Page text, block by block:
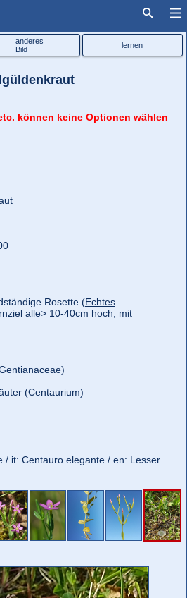
anderes
Bild
lernen
können keine Optionen wählen
Rosette (Echtes
alle> 10-40cm hoch, mit
(Centaurium)
/ it: Centauro elegante / en: Lesser